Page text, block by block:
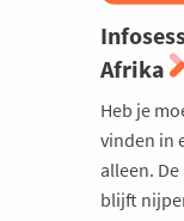
Afrika
Heb je
vinden in
alleen.
blijft